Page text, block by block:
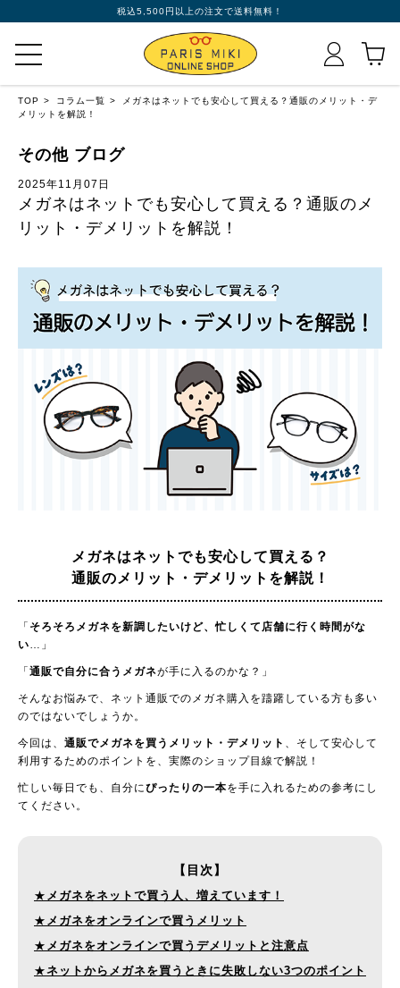
税込5,500円以上の注文で送料無料！
TOP コラム一覧
メガネはネットでも安心して買える？通販のメリット・デ
メリットを解説！
その他 ブログ
2025年11月07日
メガネはネットでも安心して買える？通販のメ
リット・デメリットを解説！
メガネはネットでも安心して買える？
通販のメリット・デメリットを解説！
「 そろそろメガネを新調したいけど、忙しくて店舗に行く時間がな
い…」
「 通販で自分に合うメガネが手に入るのかな？」
そんなお悩みで、ネット通販でのメガネ購入を躊躇している方も多い
のではないでしょうか。
今回は、 通販でメガネを買うメリット・デメリット 、そして安心して
利用するためのポイントを、実際のショップ目線で解説！
忙しい毎日でも、自分にぴったりの一本を手に入れるための参考にし
てください。
【目次】
★ メガネをネットで買う人、増えています！
★ メガネをオンラインで買うメリット
★ メガネをオンラインで買うデメリットと注意点
★ネットからメガネを買うときに失敗しない3つのポイント